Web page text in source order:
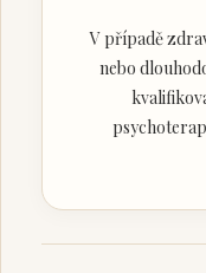
V případě
nebo